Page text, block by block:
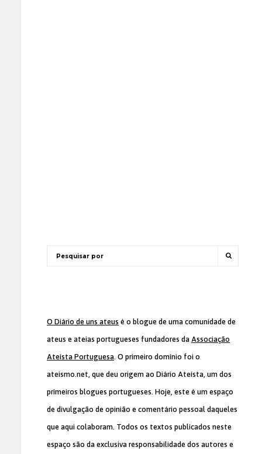
O Diário de uns ateus é o blogue de uma comunidade de
ateus e ateias portugueses fundadores da Associação
Ateísta Portuguesa. O primeiro domínio foi o
ateismo.net, que deu origem ao Diário Ateísta, um dos
primeiros blogues portugueses. Hoje, este é um espaço
de divulgação de opinião e comentário pessoal daqueles
que aqui colaboram. Todos os textos publicados neste
espaço são da exclusiva responsabilidade dos autores e